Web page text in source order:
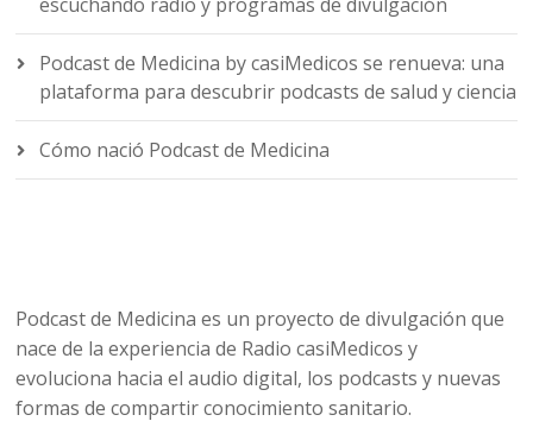
Podcast de Medicina by casiMedicos se renueva: una
plataforma para descubrir podcasts de salud y ciencia
Cómo nació Podcast de Medicina
Podcast de Medicina es un proyecto de divulgación que
nace de la experiencia de Radio casiMedicos y
evoluciona hacia el audio digital, los podcasts y nuevas
formas de compartir conocimiento sanitario.